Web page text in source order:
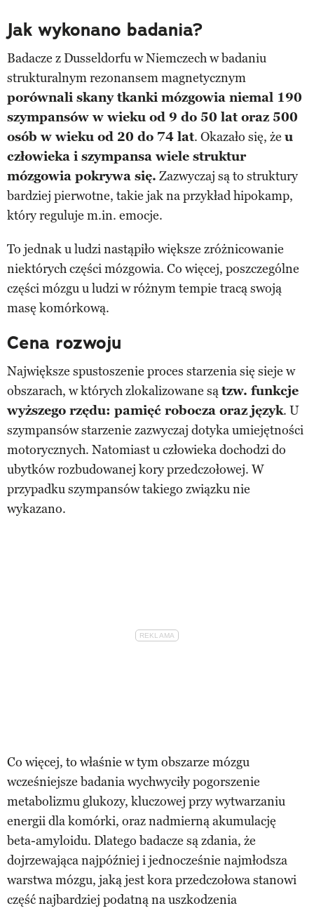
Jak wykonano badania?
Badacze z Dusseldorfu w Niemczech w badaniu
strukturalnym rezonansem magnetycznym
porównali skany tkanki mózgowia niemal 190
szympansów w wieku od 9 do 50 lat oraz 500
osób w wieku od 20 do 74 lat. Okazało się, że u
człowieka i szympansa wiele struktur
mózgowia pokrywa się. Zazwyczaj są to struktury
bardziej pierwotne, takie jak na przykład hipokamp,
który reguluje m.in. emocje.
To jednak u ludzi nastąpiło większe zróżnicowanie
niektórych części mózgowia. Co więcej, poszczególne
części mózgu u ludzi w różnym tempie tracą swoją
masę komórkową.
Cena rozwoju
Największe spustoszenie proces starzenia się sieje w
obszarach, w których zlokalizowane sątzw. funkcje
wyższego rzędu: pamięć robocza oraz język. U
szympansów starzenie zazwyczaj dotyka umiejętności
motorycznych. Natomiast u człowieka dochodzi do
ubytków rozbudowanej kory przedczołowej. W
przypadku szympansów takiego związku nie
wykazano.
Co więcej, to właśnie w tym obszarze mózgu
wcześniejsze badania wychwyciły pogorszenie
metabolizmu glukozy, kluczowej przy wytwarzaniu
energii dla komórki, oraz nadmierną akumulację
beta-amyloidu. Dlatego badacze są zdania, że
dojrzewająca najpóźniej i jednocześnie najmłodsza
warstwa mózgu, jaką jest kora przedczołowa stanowi
część najbardziej podatną na uszkodzenia